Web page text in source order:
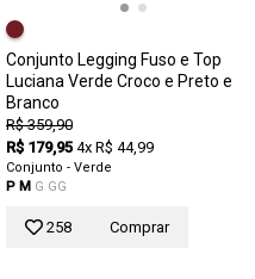
Conjunto Legging Fuso e Top
Luciana Verde Croco e Preto e
Branco
R$ 359,90
R$ 179,95 4x R$ 44,99
Conjunto - Verde
P M G GG
258 Comprar